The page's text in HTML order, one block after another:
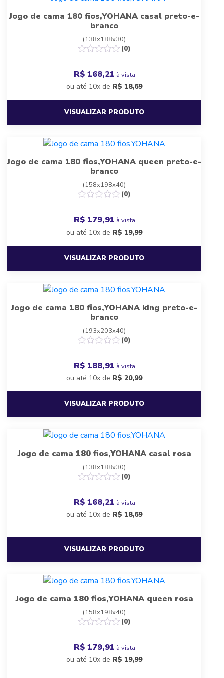
Jogo de cama 180 fios,YOHANA casal preto-e-
branco
(138x188x30)
(0)
R$ 168,21 à vista
ou até 10x de R$ 18,69
VISUALIZAR PRODUTO
Jogo de cama 180 fios,YOHANA queen preto-e-
branco
(158x198x40)
(0)
R$ 179,91 à vista
ou até 10x de R$ 19,99
VISUALIZAR PRODUTO
Jogo de cama 180 fios,YOHANA king preto-e-
branco
(193x203x40)
(0)
R$ 188,91 à vista
ou até 10x de R$ 20,99
VISUALIZAR PRODUTO
Jogo de cama 180 fios,YOHANA casal rosa
(138x188x30)
(0)
R$ 168,21 à vista
ou até 10x de R$ 18,69
VISUALIZAR PRODUTO
Jogo de cama 180 fios,YOHANA queen rosa
(158x198x40)
(0)
R$ 179,91 à vista
ou até 10x de R$ 19,99